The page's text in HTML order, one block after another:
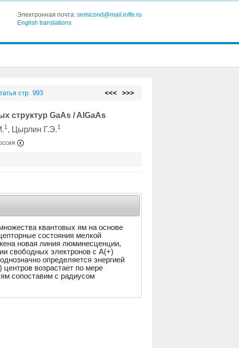
Электронная почта: semicond@mail.ioffe.ru
English translations
стр. 993 <<< >>>
структур GaAs / AlGaAs
1, Цырлин Г.Э.1
квантовых ям на основе
состояния мелкой
новая линия люминесценции,
свободных электронов с A(+)
определяется энергией
центров возрастает по мере
сопоставим с радиусом